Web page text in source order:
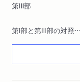
第Ⅲ部
第Ⅰ部と第Ⅲ部の対照
解説 村田純一
文庫版訳者あとがき